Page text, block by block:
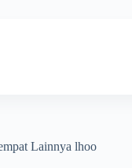
Lainnya lhoo